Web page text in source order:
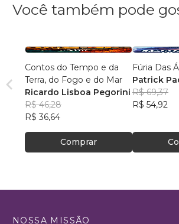
Você também pode
Contos do Tempo e da
Terra, do Fogo e do Mar
Ricardo Lisboa Pegorini
R$ 46,28
R$ 36,64
Comprar
Fúria Das
Patrick
R$ 69,37
R$ 54,92
NOSSA MISSÃO